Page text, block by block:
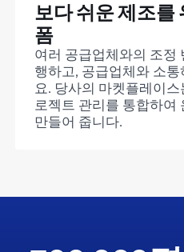
보다 쉬운 제조를
폼
여러 공급업체와의 조정
행하고, 공급업체와 소
요. 당사의 마켓플레이
로젝트 관리를 통합하여
만들어 줍니다.